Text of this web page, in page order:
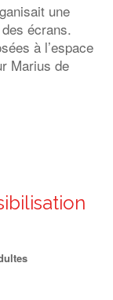
une
écrans.
à l’espace
Marius de